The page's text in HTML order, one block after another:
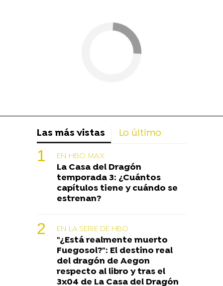
Las más vistas Lo último
EN HBO MAX
La Casa del Dragón
temporada 3: ¿Cuántos
capítulos tiene y cuándo se
estrenan?
EN LA SERIE DE HBO
"¿Está realmente muerto
Fuegosol?": El destino real
del dragón de Aegon
respecto al libro y tras el
3x04 de La Casa del Dragón